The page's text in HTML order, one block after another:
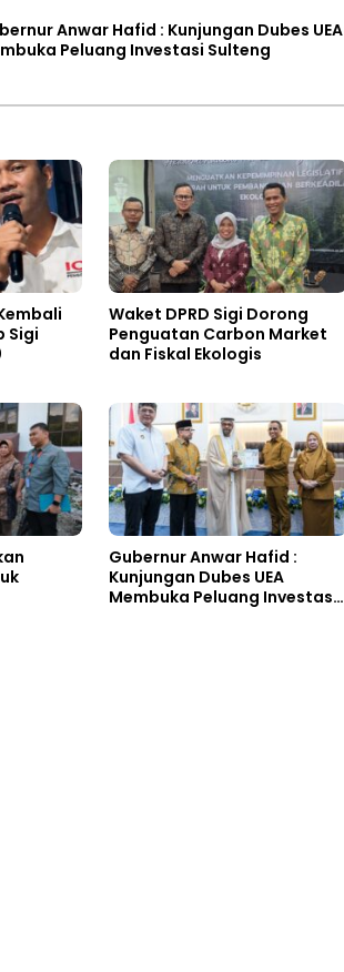
Anwar Hafid : Kunjungan Dubes UEA
Peluang Investasi Sulteng
Sigi
Waket DPRD Sigi Dorong
Penguatan Carbon Market
dan Fiskal Ekologis
Gubernur Anwar Hafid :
Kunjungan Dubes UEA
Membuka Peluang Investasi